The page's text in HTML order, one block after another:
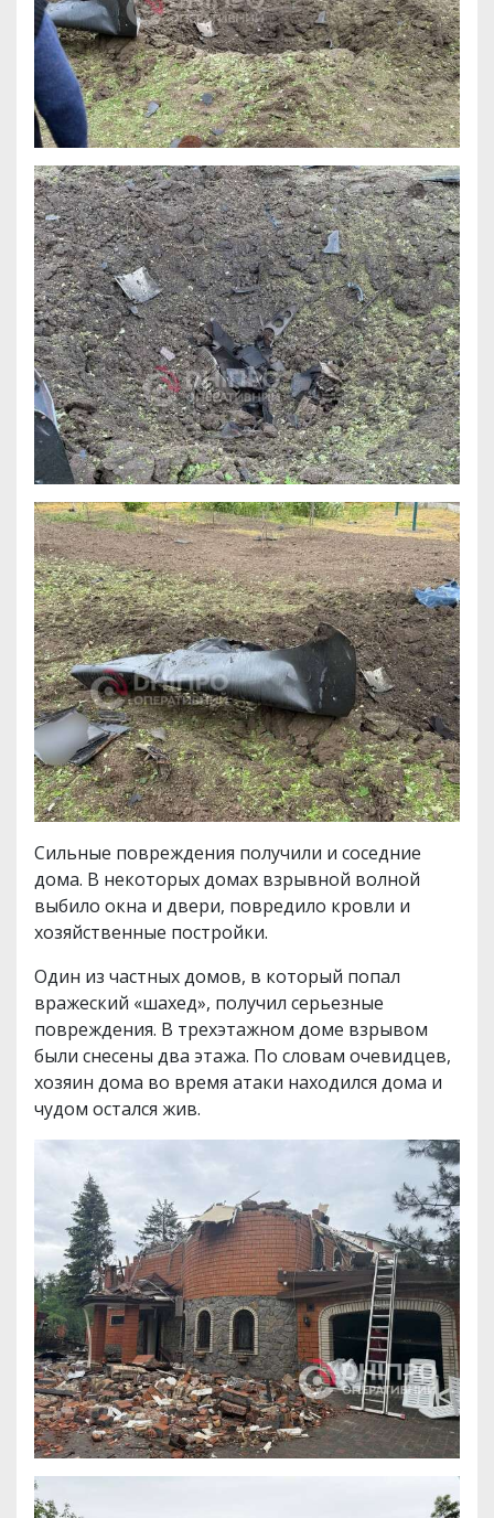
Сильные повреждения получили и соседние
дома. В некоторых домах взрывной волной
выбило окна и двери, повредило кровли и
хозяйственные постройки.
Один из частных домов, в который попал
вражеский «шахед», получил серьезные
повреждения. В трехэтажном доме взрывом
были снесены два этажа. По словам очевидцев,
хозяин дома во время атаки находился дома и
чудом остался жив.